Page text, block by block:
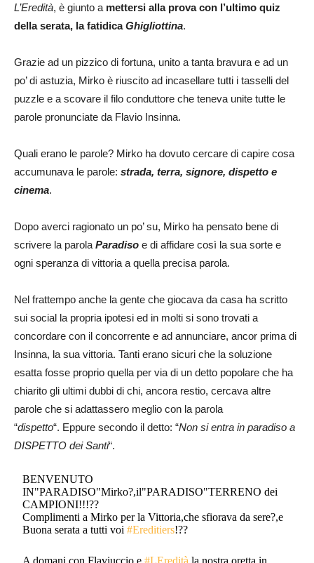
L’Eredità, è giunto a mettersi alla prova con l’ultimo quiz
della serata, la fatidica Ghigliottina.
Grazie ad un pizzico di fortuna, unito a tanta bravura e ad un
po’ di astuzia, Mirko è riuscito ad incasellare tutti i tasselli del
puzzle e a scovare il filo conduttore che teneva unite tutte le
parole pronunciate da Flavio Insinna.
Quali erano le parole? Mirko ha dovuto cercare di capire cosa
accumunava le parole: strada, terra, signore, dispetto e
cinema.
Dopo averci ragionato un po’ su, Mirko ha pensato bene di
scrivere la parola Paradiso e di affidare così la sua sorte e
ogni speranza di vittoria a quella precisa parola.
Nel frattempo anche la gente che giocava da casa ha scritto
sui social la propria ipotesi ed in molti si sono trovati a
concordare con il concorrente e ad annunciare, ancor prima di
Insinna, la sua vittoria. Tanti erano sicuri che la soluzione
esatta fosse proprio quella per via di un detto popolare che ha
chiarito gli ultimi dubbi di chi, ancora restio, cercava altre
parole che si adattassero meglio con la parola
“dispetto“. Eppure secondo il detto: “Non si entra in paradiso a
DISPETTO dei Santi“.
BENVENUTO
IN"PARADISO"Mirko?,il"PARADISO"TERRENO dei
CAMPIONI!!!??
Complimenti a Mirko per la Vittoria,che sfiorava da sere?,e
Buona serata a tutti voi#Ereditiers!??
A domani con Flaviuccio e#LEredità,la nostra oretta in